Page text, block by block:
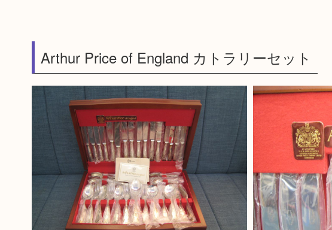
Arthur Price of England カトラリーセット